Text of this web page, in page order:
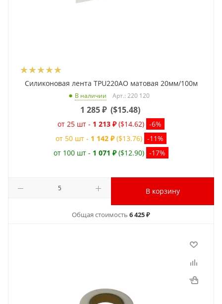
Силиконовая лента TPU220AO матовая 20мм/100м
В наличии Арт.: 220 120
1 285₽ ($15.48)
от 25 шт - 1 213 ₽ ($14.62) -6%
от 50 шт - 1 142 ₽ ($13.76) -11%
от 100 шт - 1 071 ₽ ($12.90) -17%
В корзину
Общая стоимость 6 425 ₽